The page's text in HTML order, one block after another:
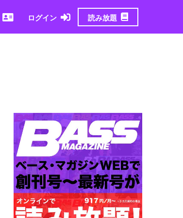
ログイン 読み放題